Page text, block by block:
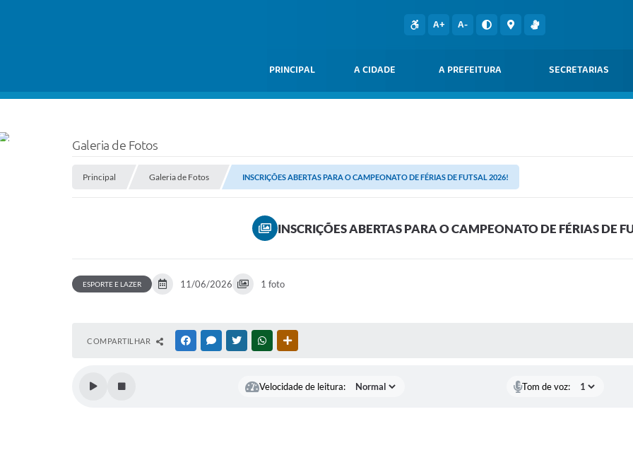
A+ A-
PRINCIPAL A CIDADE A PREFEITURA SECRETARIAS
Galeria de Fotos
Principal Galeria de Fotos INSCRIÇÕES ABERTAS PARA O CAMPEONATO DE FÉRIAS DE FUTSAL 2026!
INSCRIÇÕES ABERTAS PARA O CAMPEONATO DE FÉRIAS DE
ESPORTE E LAZER 11/06/2026 1 foto
COMPARTILHAR FACEBOOKMESSENGER
TWITTERWHATSAPP
Velocidade de leitura: Tom de voz: